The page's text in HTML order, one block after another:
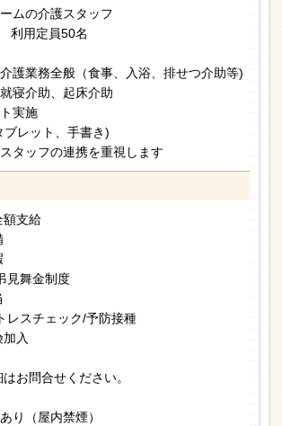
ムの介護スタッフ
利用定員50名
護業務全般（食事、入浴、排せつ介助等)
寝介助、起床介助
実施
ブレット、手書き)
タッフの連携を重視します
額支給
見舞金制度
レスチェック/予防接種
加入
お問合せください。
り（屋内禁煙）